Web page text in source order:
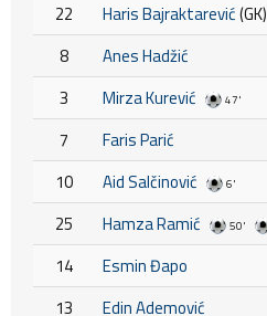
22
Haris Bajraktarević(GK)
8
Anes Hadžić
3
Mirza Kurević 47'
7
Faris Parić
10
Aid Salčinović 6'
25 Hamza Ramić 50'
14
Esmin Đapo
13
Edin Ademović